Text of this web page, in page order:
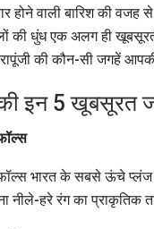
होने वाली बारिश की
की धुंध एक अलग ही
की कौन-सी जगहें आपकी
इन 5 खूबसूरत
भारत के सबसे ऊंचे प्लंज
नीले-हरे रंग का प्राकृतिक